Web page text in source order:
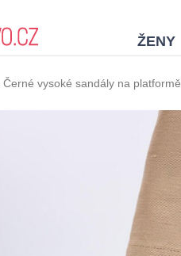
ŽENY
Černé vysoké sandály na platformě